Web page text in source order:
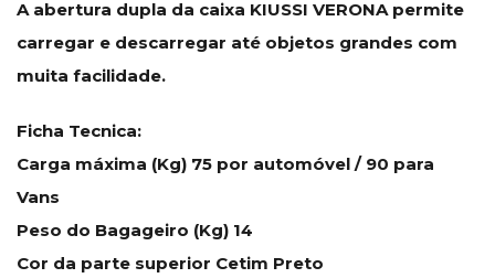
A abertura dupla da caixa KIUSSI VERONA permite
carregar e descarregar até objetos grandes com
muita facilidade.
Ficha Tecnica:
Carga máxima (Kg) 75 por automóvel / 90 para
Vans
Peso do Bagageiro (Kg) 14
Cor da parte superior Cetim Preto